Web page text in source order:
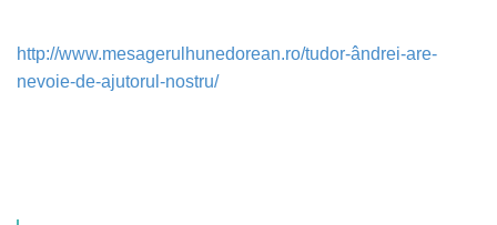
http://www.mesagerulhunedorean.ro/tudor-ândrei-are-
nevoie-de-ajutorul-nostru/